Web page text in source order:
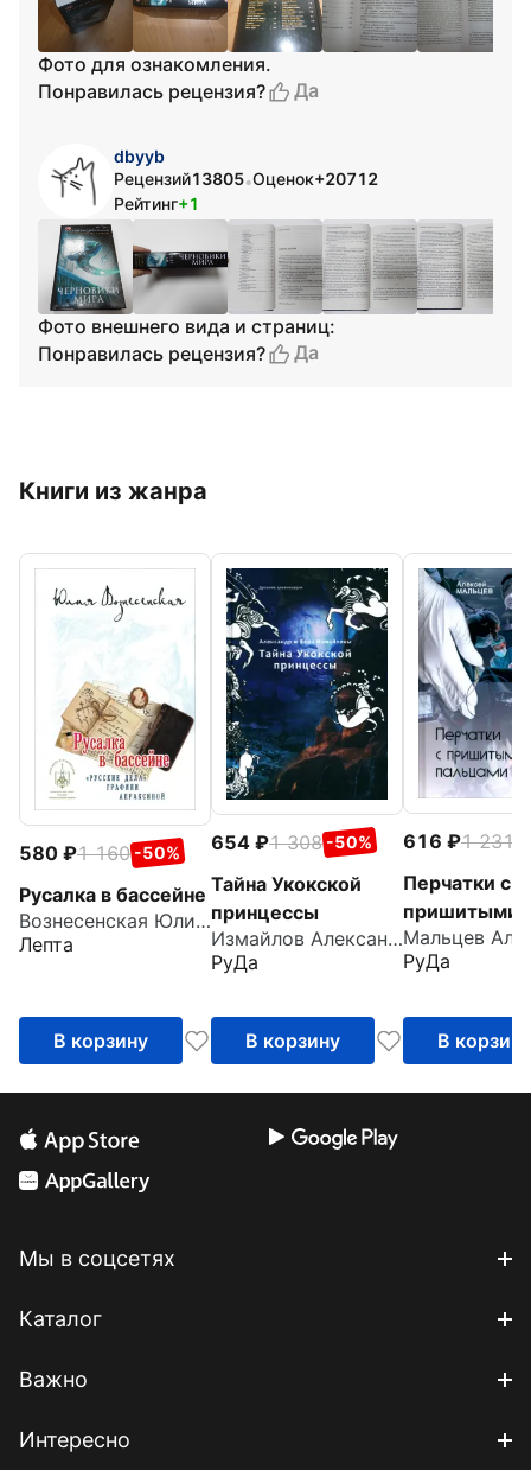
Фото для ознакомления.
Понравилась рецензия?
Да
dbyyb
Рецензий13805•Оценок+20712
Рейтинг+1
Фото внешнего вида и страниц:
Понравилась рецензия?
Да
Книги из жанра
580 1 160 -50%
Русалка в бассейне
Вознесенская Юлия Николаевна
Лепта
В корзину
654 1 308 -50%
Тайна Укокской
принцессы
Измайлов Александр
РуДа
В корзину
616 1 231
Перчатки с
пришитыми
пальцами
РуДа
В корзину
Мы в соцсетях
Каталог
Важно
Интересно